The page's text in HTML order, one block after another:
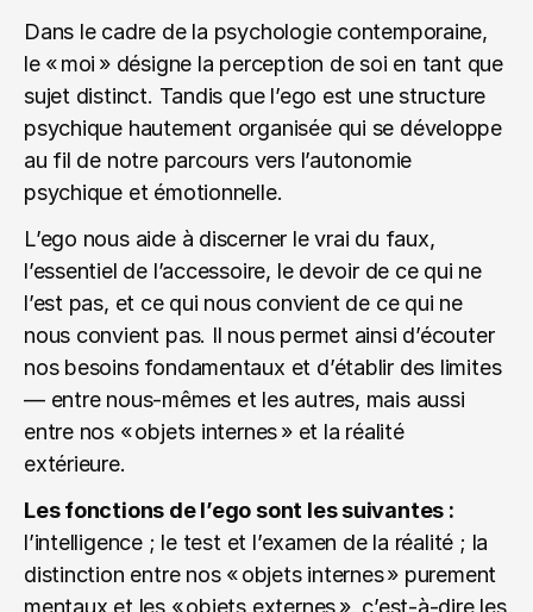
Dans le cadre de la psychologie contemporaine,
le « moi » désigne la perception de soi en tant que
sujet distinct. Tandis que l’ego est une structure
psychique hautement organisée qui se développe
au fil de notre parcours vers l’autonomie
psychique et émotionnelle.
L’ego nous aide à discerner le vrai du faux,
l’essentiel de l’accessoire, le devoir de ce qui ne
l’est pas, et ce qui nous convient de ce qui ne
nous convient pas. Il nous permet ainsi d’écouter
nos besoins fondamentaux et d’établir des limites
— entre nous-mêmes et les autres, mais aussi
entre nos « objets internes » et la réalité
extérieure.
Les fonctions de l’ego sont les suivantes :
l’intelligence ; le test et l’examen de la réalité ; la
distinction entre nos « objets internes » purement
mentaux et les « objets externes », c’est-à-dire les